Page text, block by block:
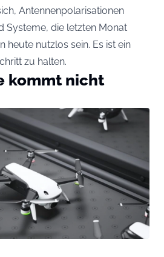
Antennenpolarisationen
Systeme, die letzten Monat
heute nutzlos sein. Es ist ein
zu halten.
kommt nicht